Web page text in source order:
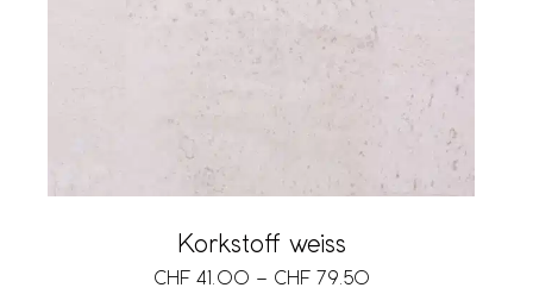
Korkstoff weiss
CHF 41.00 – CHF 79.50